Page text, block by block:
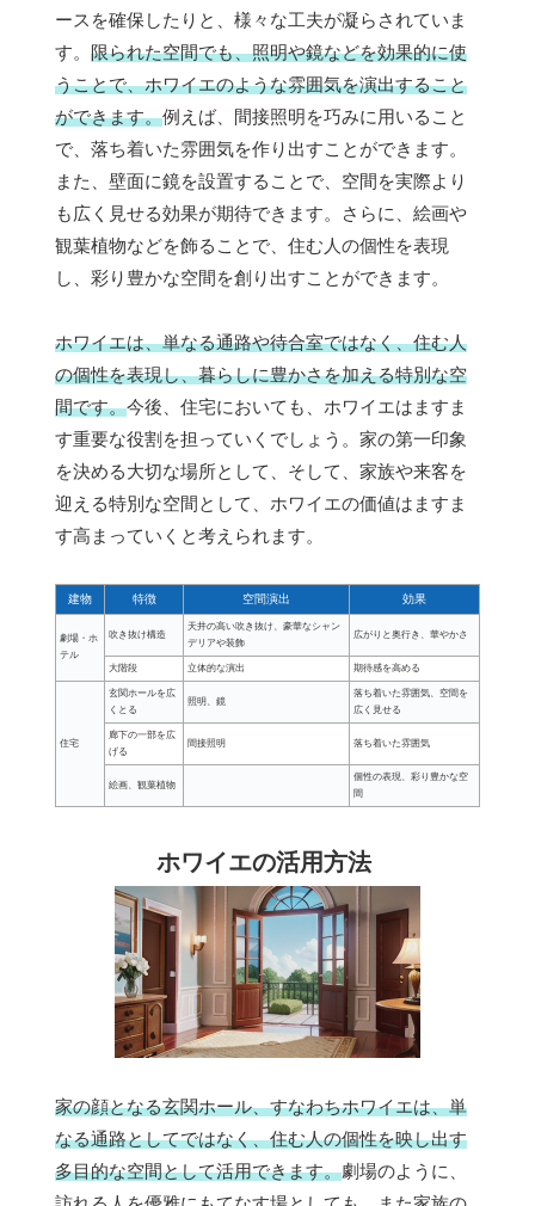
ースを確保したりと、様々な工夫が凝らされていま
す。 限られた空間でも、照明や鏡などを効果的に使
うことで、ホワイエのような雰囲気を演出すること
ができます。例えば、間接照明を巧みに用いること
で、落ち着いた雰囲気を作り出すことができます。
また、壁面に鏡を設置することで、空間を実際より
も広く見せる効果が期待できます。さらに、絵画や
観葉植物などを飾ることで、住む人の個性を表現
し、彩り豊かな空間を創り出すことができます。
ホワイエは、単なる通路や待合室ではなく、住む人
の個性を表現し、暮らしに豊かさを加える特別な空
間です。今後、住宅においても、ホワイエはますま
す重要な役割を担っていくでしょう。家の第一印象
を決める大切な場所として、そして、家族や来客を
迎える特別な空間として、ホワイエの価値はますま
す高まっていくと考えられます。
建物 特徴 空間演出 効果
劇場・ホ
テル
吹き抜け構造
天井の高い吹き抜け、豪華なシャン
デリアや装飾
広がりと奥行き、華やかさ
大階段 立体的な演出 期待感を高める
住宅
玄関ホールを広
くとる
照明、鏡
落ち着いた雰囲気、空間を
広く見せる
廊下の一部を広
げる
間接照明 落ち着いた雰囲気
絵画、観葉植物
個性の表現、彩り豊かな空
間
ホワイエの活用方法
家の顔となる玄関ホール、すなわちホワイエは、単
なる通路としてではなく、住む人の個性を映し出す
多目的な空間として活用できます。劇場のように、